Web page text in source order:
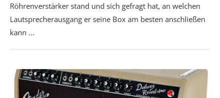
Röhrenverstärker stand und sich gefragt hat, an welchen
Lautsprecherausgang er seine Box am besten anschließen
kann ...